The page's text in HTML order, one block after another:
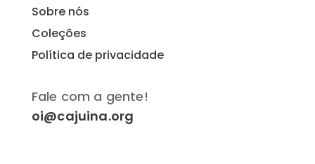
Sobre nós
Coleções
Política de privacidade
Fale com a gente!
oi@cajuina.org